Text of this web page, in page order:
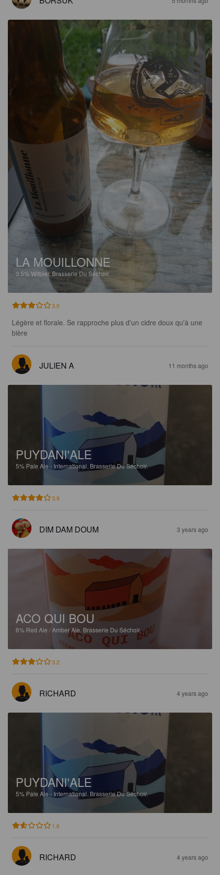
LA MOUILLONNE
3.5% Witbier.Brasserie Du Séchoir.
3.0
Légère et florale. Se rapproche plus d'un cidre doux qu'à une
bière
JULIEN A 11 months ago
PUYDANI'ALE
5% Pale Ale - International. Brasserie Du Séchoir.
3.9
DIM DAM DOUM 3 years ago
ACO QUI BOU
6% Red Ale / Amber Ale. Brasserie Du Séchoir.
3.2
RICHARD 4 years ago
PUYDANI'ALE
5% Pale Ale - International. Brasserie Du Séchoir.
1.6
RICHARD 4 years ago